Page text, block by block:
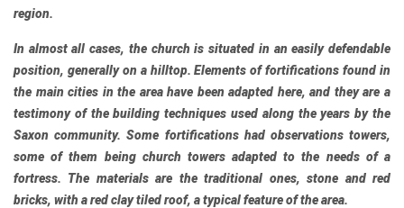
region.
In almost all cases, the church is situated in an easily defendable
position, generally on a hilltop. Elements of fortifications found in
the main cities in the area have been adapted here, and they are a
testimony of the building techniques used along the years by the
Saxon community. Some fortifications had observations towers,
some of them being church towers adapted to the needs of a
fortress. The materials are the traditional ones, stone and red
bricks, with a red clay tiled roof, a typical feature of the area.